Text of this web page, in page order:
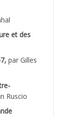
et des
par Gilles
Ruscio